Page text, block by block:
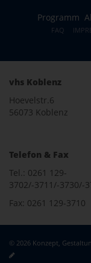
Programm
FAQ
vhs Koblenz
Hoevelstr.6
56073 Koblenz
Telefon & Fax
Tel.: 0261 129-
3702/-3711/-3730/-
Fax: 0261 129-3710
© 2026 Konzept,